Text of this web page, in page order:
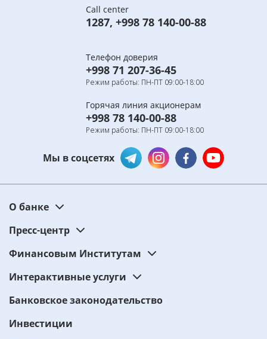
Call center
1287, +998 78 140-00-88
Телефон доверия
+998 71 207-36-45
Режим работы: ПН-ПТ 09:00-18:00
Горячая линия акционерам
+998 78 140-00-88
Режим работы: ПН-ПТ 09:00-18:00
Мы в соцсетях
О банке
Пресс-центр
Финансовым Институтам
Интерактивные услуги
Банковское законодательство
Инвестиции